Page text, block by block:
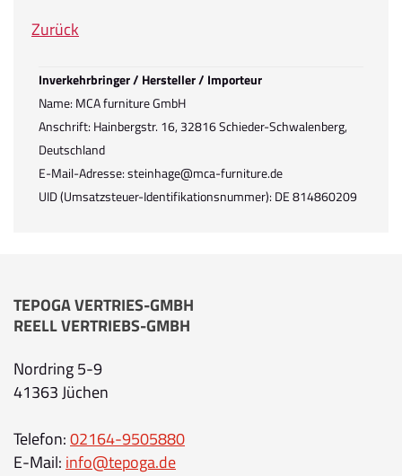
Zurück
Inverkehrbringer / Hersteller / Importeur
Name: MCA furniture GmbH
Anschrift: Hainbergstr. 16, 32816 Schieder-Schwalenberg,
Deutschland
E-Mail-Adresse: steinhage@mca-furniture.de
UID (Umsatzsteuer-Identifikationsnummer): DE 814860209
TEPOGA VERTRIES-GMBH
REELL VERTRIEBS-GMBH
Nordring 5-9
41363 Jüchen
Telefon:02164-9505880
E-Mail: info@tepoga.de